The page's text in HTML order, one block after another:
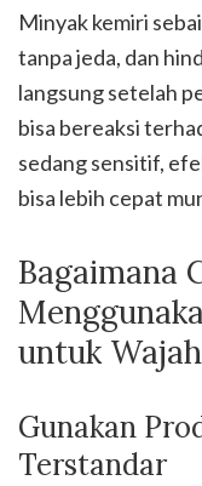
Minyak kemiri
tanpa jeda, dan
langsung setelah
bisa bereaksi
sedang sensitif,
bisa lebih cepat
Bagaimana
untuk
Gunakan
Terstandar